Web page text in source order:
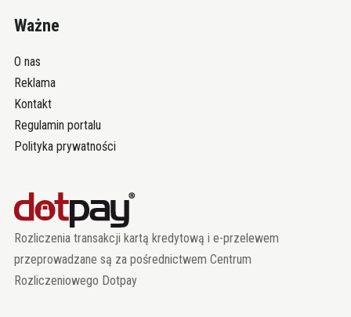
Ważne
O nas
Reklama
Kontakt
Regulamin portalu
Polityka prywatności
Rozliczenia transakcji kartą kredytową i e-przelewem
przeprowadzane są za pośrednictwem Centrum
Rozliczeniowego Dotpay